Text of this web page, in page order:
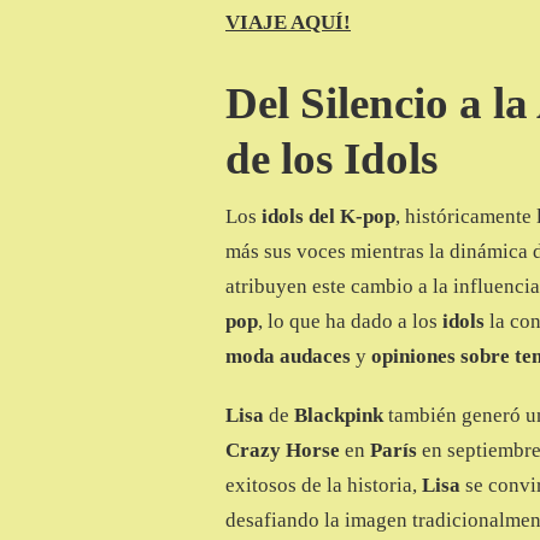
VIAJE AQUÍ!
Del Silencio a
de los Idols
Los idols del K-pop, históricamente
más sus voces mientras la
atribuyen este cambio a la
pop, lo que ha dado a los idols la
moda audaces y opiniones sobre
Lisa de Blackpinktambién generó
Crazy Horse en París en
exitosos de la historia, Lisa se
desafiando la imagen